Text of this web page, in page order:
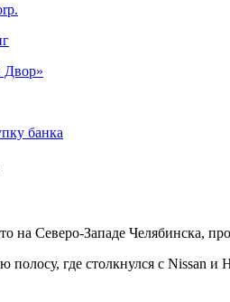
Двор»
банка
на Северо-Западе Челябинска,
полосу, где столкнулся с